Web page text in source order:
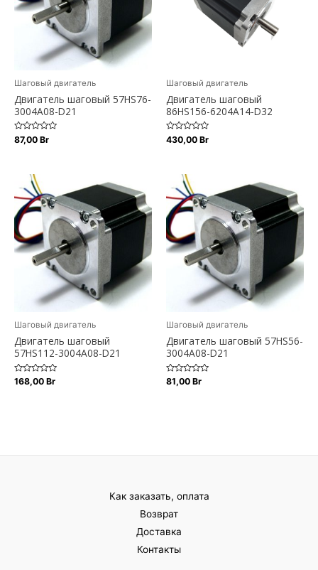
Шаговый двигатель
Двигатель шаговый 57HS76-
3004A08-D21
Оценка
0
87,00 Br
Шаговый двигатель
Двигатель шаговый
86HS156-6204A14-D32
Оценка
0
430,00 Br
Шаговый двигатель
Двигатель шаговый
57HS112-3004A08-D21
Оценка
168,00 Br
Шаговый двигатель
Двигатель шаговый 57HS56-
3004A08-D21
Оценка
81,00 Br
Как заказать, оплата
Возврат
Доставка
Контакты